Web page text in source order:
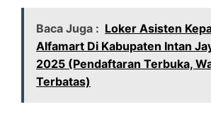
Baca Juga : Loker Asisten
Alfamart Di Kabupaten Intan
2025 (Pendaftaran Terbuka,
Terbatas)